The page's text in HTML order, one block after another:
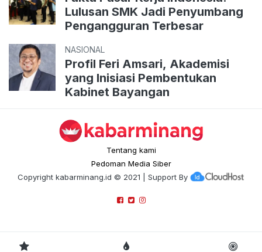
Lulusan SMK Jadi Penyumbang
Pengangguran Terbesar
NASIONAL
Profil Feri Amsari, Akademisi
yang Inisiasi Pembentukan
Kabinet Bayangan
Tentang kami
Pedoman Media Siber
Copyright kabarminang.id © 2021 | Support By